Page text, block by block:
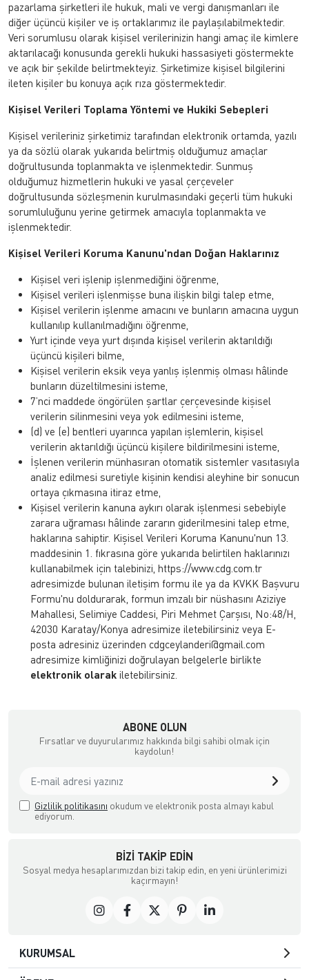
pazarlama şirketleri ile hukuk, mali ve vergi danışmanları ile
diğer üçüncü kişiler ve iş ortaklarımız ile paylaşılabilmektedir.
Veri sorumlusu olarak kişisel verilerinizin hangi amaç ile kimlere
aktarılacağı konusunda gerekli hukuki hassasiyeti göstermekte
ve açık bir şekilde belirtmekteyiz. Şirketimize kişisel bilgilerini
ileten kişiler bu konuya açık rıza göstermektedir.
Kişisel Verileri Toplama Yöntemi ve Hukiki Sebepleri
Kişisel verileriniz şirketimiz tarafından elektronik ortamda, yazılı
ya da sözlü olarak yukarıda belirtmiş olduğumuz amaçlar
doğrultusunda toplanmakta ve işlenmektedir. Sunmuş
olduğumuz hizmetlerin hukuki ve yasal çerçeveler
doğrultusunda sözleşmenin kurulmasındaki geçerli tüm hukuki
sorumluluğunu yerine getirmek amacıyla toplanmakta ve
işlenmektedir.
Kişisel Verileri Koruma Kanunu'ndan Doğan Haklarınız
Kişisel veri işlenip işlenmediğini öğrenme,
Kişisel verileri işlenmişse buna ilişkin bilgi talep etme,
Kişisel verilerin işlenme amacını ve bunların amacına uygun
kullanılıp kullanılmadığını öğrenme,
Yurt içinde veya yurt dışında kişisel verilerin aktarıldığı
üçüncü kişileri bilme,
Kişisel verilerin eksik veya yanlış işlenmiş olması hâlinde
bunların düzeltilmesini isteme,
7’nci maddede öngörülen şartlar çerçevesinde kişisel
verilerin silinmesini veya yok edilmesini isteme,
(d) ve (e) bentleri uyarınca yapılan işlemlerin, kişisel
verilerin aktarıldığı üçüncü kişilere bildirilmesini isteme,
İşlenen verilerin münhasıran otomatik sistemler vasıtasıyla
analiz edilmesi suretiyle kişinin kendisi aleyhine bir sonucun
ortaya çıkmasına itiraz etme,
Kişisel verilerin kanuna aykırı olarak işlenmesi sebebiyle
zarara uğraması hâlinde zararın giderilmesini talep etme,
haklarına sahiptir. Kişisel Verileri Koruma Kanunu'nun 13.
maddesinin 1. fıkrasına göre yukarıda belirtilen haklarınızı
kullanabilmek için talebinizi, https://www.cdg.com.tr
adresimizde bulunan iletişim formu ile ya da KVKK Başvuru
Formu'nu doldurarak, formun imzalı bir nüshasını Aziziye
Mahallesi, Selimiye Caddesi, Piri Mehmet Çarşısı, No:48/H,
42030 Karatay/Konya adresimize iletebilirsiniz veya E-
posta adresiniz üzerinden cdgceylanderi@gmail.com
adresimize kimliğinizi doğrulayan belgelerle birlikte
elektronik olarak iletebilirsiniz.
ABONE OLUN
Fırsatlar ve duyurularımız hakkında bilgi sahibi olmak için
kaydolun!
Gizlilik politikasını okudum ve elektronik posta almayı kabul
ediyorum.
BIZI TAKIP EDIN
Sosyal medya hesaplarımızdan bizi takip edin, en yeni ürünlerimizi
kaçırmayın!
KURUMSAL